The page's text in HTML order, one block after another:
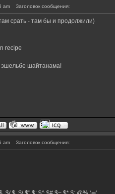
am Заголовок сообщения:
срать - там бы и продолжили)
recipe
шайтанама!
am Заголовок сообщения: